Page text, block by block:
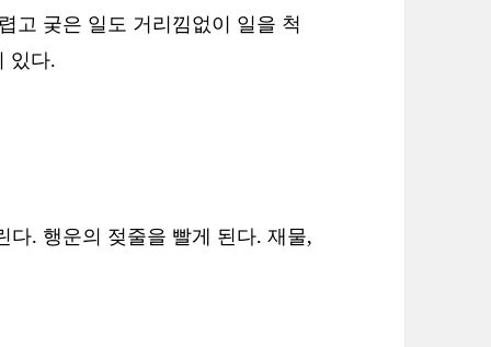
고 궂은 일도 거리낌없이 일을 척
있다.
. 행운의 젖줄을 빨게 된다. 재물,